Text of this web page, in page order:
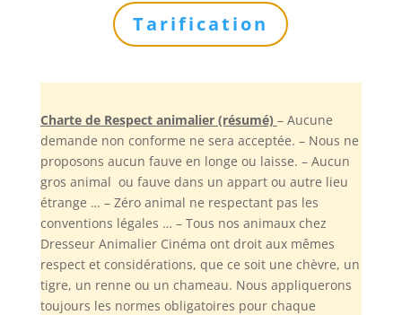
Tarification
Charte de Respect animalier (résumé) – Aucune
demande non conforme ne sera acceptée. – Nous ne
proposons aucun fauve en longe ou laisse. – Aucun
gros animal ou fauve dans un appart ou autre lieu
étrange … – Zéro animal ne respectant pas les
conventions légales … – Tous nos animaux chez
Dresseur Animalier Cinéma ont droit aux mêmes
respect et considérations, que ce soit une chèvre, un
tigre, un renne ou un chameau. Nous appliquerons
toujours les normes obligatoires pour chaque